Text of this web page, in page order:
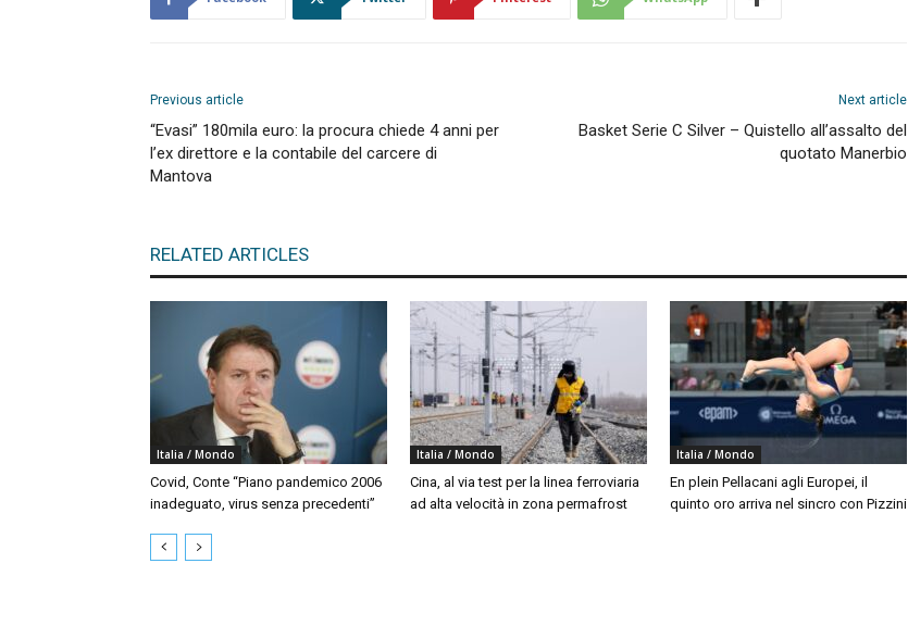
Previous article
“Evasi” 180mila euro: la procura chiede 4 anni per
l’ex direttore e la contabile del carcere di
Mantova
Next article
Basket Serie C Silver – Quistello all’assalto del
quotato Manerbio
RELATED ARTICLES
Italia / Mondo
Covid, Conte “Piano pandemico 2006
inadeguato, virus senza precedenti”
Italia / Mondo
Cina, al via test per la linea ferroviaria
ad alta velocità in zona permafrost
Italia / Mondo
En plein Pellacani agli Europei, il
quinto oro arriva nel sincro con Pizzini